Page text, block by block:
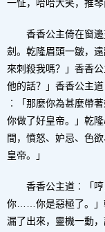
一怔，哈哈大笑，推琴
香香公主倚在窗
劍。乾隆眉頭一皺，
來刺殺我嗎？」香香
他的話？」香香公主
︰「那麼你為甚麼帶
你做了好皇帝。」乾
間，憤怒、妒忌、色
皇帝。」
香香公主道︰「
你……你是惡極了。」
漏了出來，靈機一動